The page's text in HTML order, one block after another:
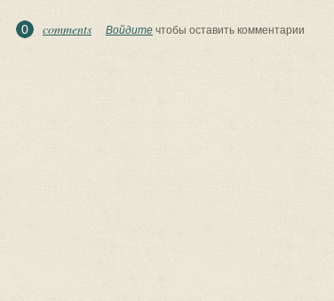
0 comments Войдитечтобы оставить комментарии